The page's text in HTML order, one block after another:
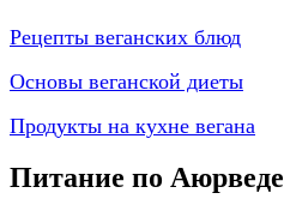
Рецепты веганских блюд
Основы веганской диеты
Продукты на кухне вегана
Питание по Аюрведе